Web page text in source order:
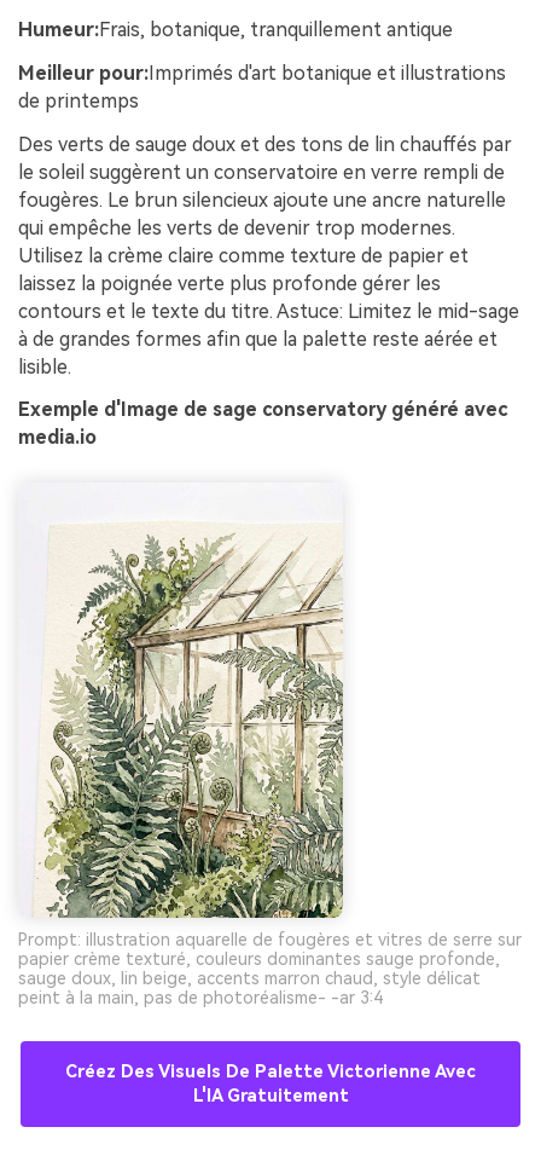
Humeur:Frais, botanique, tranquillement antique
Meilleur pour:Imprimés d'art botanique et illustrations
de printemps
Des verts de sauge doux et des tons de lin chauffés par
le soleil suggèrent un conservatoire en verre rempli de
fougères. Le brun silencieux ajoute une ancre naturelle
qui empêche les verts de devenir trop modernes.
Utilisez la crème claire comme texture de papier et
laissez la poignée verte plus profonde gérer les
contours et le texte du titre. Astuce: Limitez le mid-sage
à de grandes formes afin que la palette reste aérée et
lisible.
Exemple d'Image de sage conservatory généré avec
media.io
Prompt: illustration aquarelle de fougères et vitres de serre sur
papier crème texturé, couleurs dominantes sauge profonde,
sauge doux, lin beige, accents marron chaud, style délicat
peint à la main, pas de photoréalisme- -ar 3:4
Créez Des Visuels De Palette Victorienne Avec
L'IA Gratuitement